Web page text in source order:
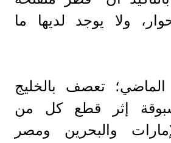
ولا يوجد لديها ما
الماضي؛ تعصف بالخليج
إثر قطع كل من
والبحرين ومصر